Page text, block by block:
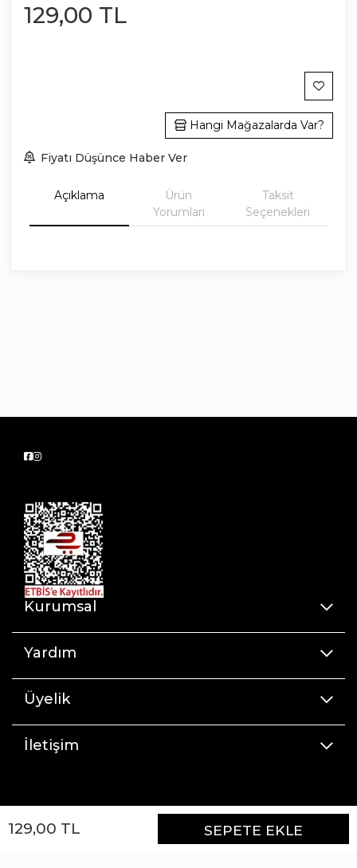
129,00 TL
Hangi Mağazalarda Var?
Fiyatı Düşünce Haber Ver
Açıklama
Ürün
Yorumları
Taksit
Seçenekleri
129,00 TL SEPETE EKLE
Kurumsal
Yardım
Üyelik
İletişim